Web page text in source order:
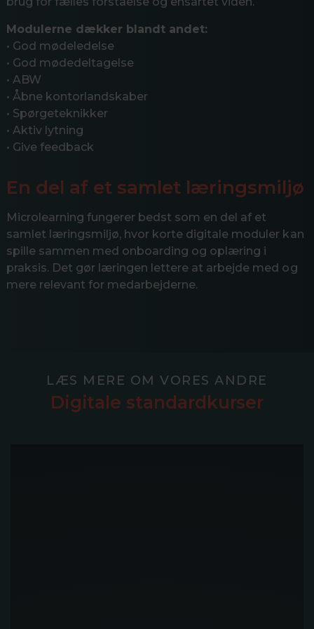
Modulerne dækker blandt andet:
• God mødeledelse
• God mødedeltagelse
• ABW
• Åbne kontorlandskaber
• Spørgeteknikker
• Aktiv lytning
• Give feedback
En del af et samlet læringsmiljø
Microlearning fungerer bedst som en del af et
samlet læringsmiljø, hvor korte digitale moduler kan
spille sammen med onboarding og oplæring i
praksis. Det gør læringen lettere at arbejde med og
mere relevant for medarbejderne.
LÆS MERE OM VORES ANDRE
Digitale standardkurser